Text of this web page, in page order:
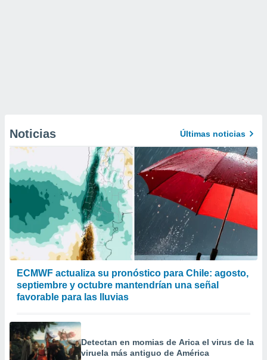
Noticias Últimas noticias
ECMWF actualiza su pronóstico para Chile: agosto,
septiembre y octubre mantendrían una señal
favorable para las lluvias
Detectan en momias de Arica el virus de la
viruela más antiguo de América